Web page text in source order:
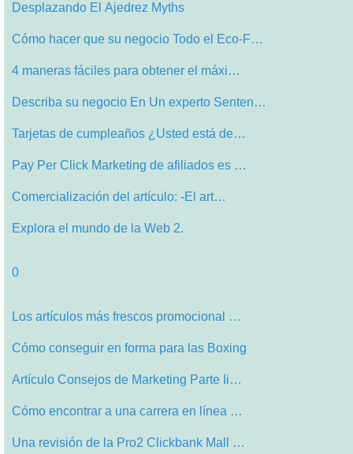
Desplazando El Ajedrez Myths
Cómo hacer que su negocio Todo el Eco-F…
4 maneras fáciles para obtener el máxi…
Describa su negocio En Un experto Senten…
Tarjetas de cumpleaños ¿Usted está de…
Pay Per Click Marketing de afiliados es …
Comercialización del artículo: -El art…
Explora el mundo de la Web 2.
0
Los artículos más frescos promocional …
Cómo conseguir en forma para las Boxing
Artículo Consejos de Marketing Parte Ii…
Cómo encontrar a una carrera en línea …
Una revisión de la Pro2 Clickbank Mall …